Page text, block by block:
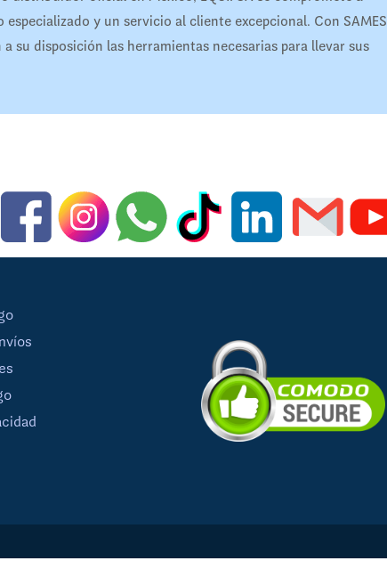
y un servicio al cliente excepcional. Con SAMES
su disposición las herramientas necesarias para llevar sus